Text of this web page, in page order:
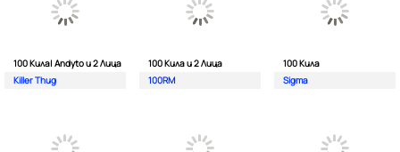
100 Кила| Andyto и 2 Лица
Killer Thug
100 Кила и 2 Лица
100RM
100 Кила
Sigma